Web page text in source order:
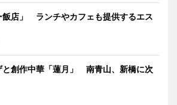
飯店」 ランチやカフェも提供するエス
と創作中華「蓮月」 南青山、新橋に次